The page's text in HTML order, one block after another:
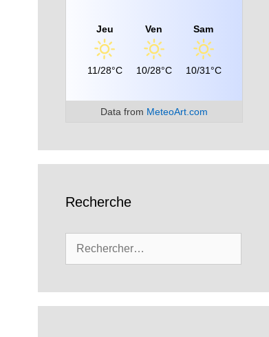
Jeu
11/28°C
Ven
10/28°C
Sam
10/31°C
Data from MeteoArt.com
Recherche